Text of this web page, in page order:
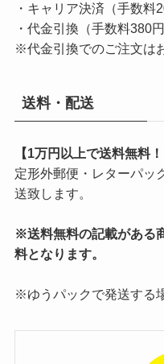
・キャリア決済（手数料
・代金引換（手数料380円
※代金引換でのご注文は
送料・配送
【1万円以上で送料無料！
定形外郵便・レターパッ
送致します。
※送料無料の記載がある
料となります。
※ゆうパックで発送する